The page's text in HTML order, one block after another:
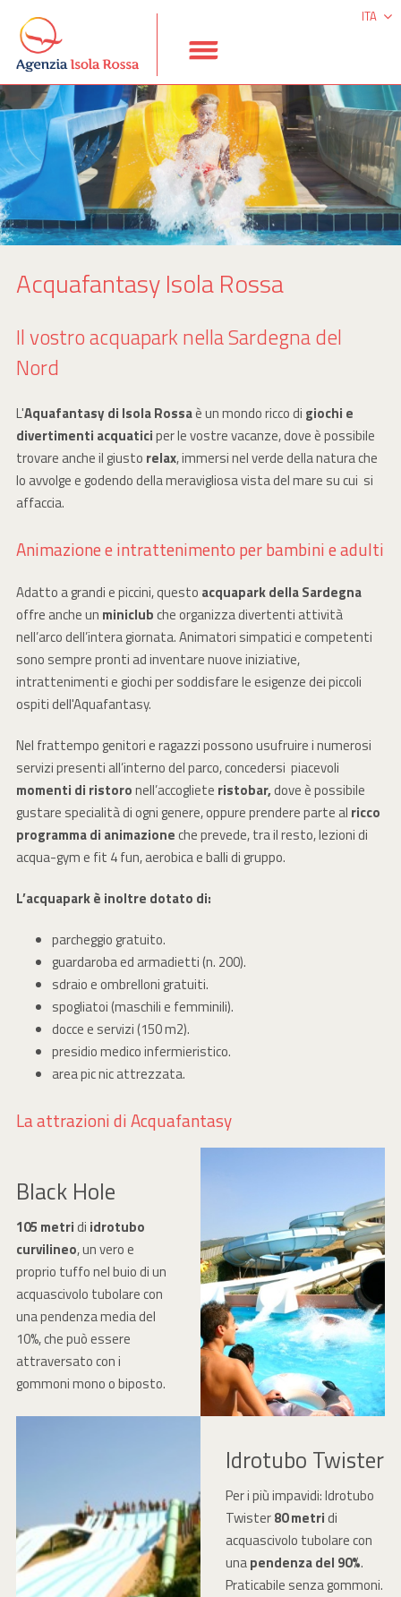
ITA
ENG
Acquafantasy Isola Rossa
Il vostro acquapark nella Sardegna del
Nord
L'Aquafantasy di Isola Rossaè un mondo ricco di giochi e
divertimenti acquaticiper le vostre vacanze, dove è possibile
trovare anche il giusto relax, immersi nel verde della natura che
lo avvolge e godendo della meravigliosa vista del mare su cui si
affaccia.
Animazione e intrattenimento per bambini e adulti
Adatto a grandi e piccini, questo acquapark della Sardegna
offre anche un miniclubche organizza divertenti attività
nell’arco dell’intera giornata. Animatori simpatici e competenti
sono sempre pronti ad inventare nuove iniziative,
intrattenimenti e giochi per soddisfare le esigenze dei piccoli
ospiti dell'Aquafantasy.
Nel frattempo genitori e ragazzi possono usufruire i numerosi
servizi presenti all’interno del parco, concedersi piacevoli
momenti di ristoronell’accogliete ristobar,dove è possibile
gustare specialità di ogni genere, oppure prendere parte al ricco
programma di animazioneche prevede, tra il resto, lezioni di
acqua-gym e fit 4 fun, aerobica e balli di gruppo.
L’acquapark è inoltre dotato di:
parcheggio gratuito.
guardaroba ed armadietti (n. 200).
sdraio e ombrelloni gratuiti.
spogliatoi (maschili e femminili).
docce e servizi (150 m2).
presidio medico infermieristico.
area pic nic attrezzata.
La attrazioni di Acquafantasy
Black Hole
105 metridi idrotubo
curvilineo, un vero e
proprio tuffo nel buio di un
acquascivolo tubolare con
una pendenza media del
10%, che può essere
attraversato con i
gommoni mono o biposto.
Idrotubo Twister
Per i più impavidi: Idrotubo
Twister80 metridi
acquascivolo tubolare con
unapendenza del 90%.
Praticabile senza gommoni.